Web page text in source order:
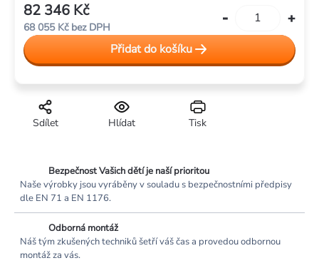
Tisk
Hlídat
Sdílet
82 346 Kč
68 055 Kč bez DPH
cena:
Přidat do košíku
Bezpečnost Vašich dětí je naší prioritou
Naše výrobky jsou vyráběny v souladu s bezpečnostními předpisy
dle EN 71 a EN 1176.
Odborná montáž
Náš tým zkušených techniků šetří váš čas a provedou odbornou
montáž za vás.